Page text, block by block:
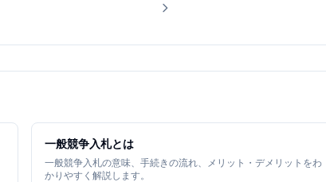
一般競争入札とは
一般競争入札の意味、手続きの流れ、メリット・デメリットをわ
かりやすく解説します。